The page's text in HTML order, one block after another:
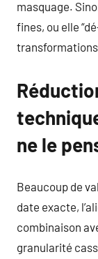
masquage.
fines, ou elle
ne le
Beaucoup de
date exacte,
combinaison
granularité